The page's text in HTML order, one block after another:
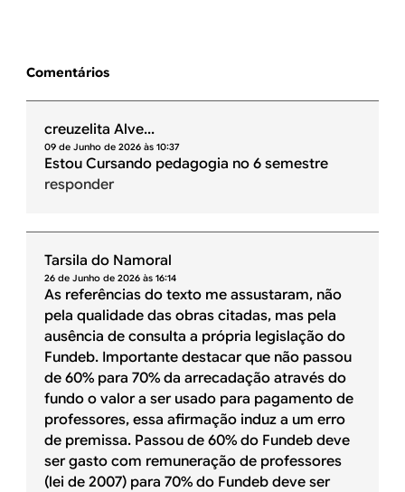
Comentários
creuzelita Alve...
09 de Junho de 2026 às 10:37
Estou Cursando pedagogia no 6 semestre
responder
Tarsila do Namoral
26 de Junho de 2026 às 16:14
As referências do texto me assustaram, não
pela qualidade das obras citadas, mas pela
ausência de consulta a própria legislação do
Fundeb. Importante destacar que não passou
de 60% para 70% da arrecadação através do
fundo o valor a ser usado para pagamento de
professores, essa afirmação induz a um erro
de premissa. Passou de 60% do Fundeb deve
ser gasto com remuneração de professores
(lei de 2007) para 70% do Fundeb deve ser